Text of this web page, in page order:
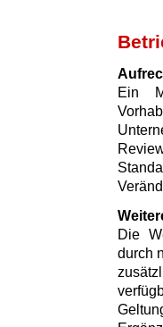
Ein
Die
durch